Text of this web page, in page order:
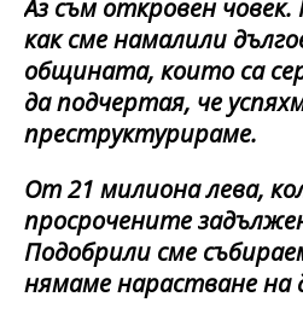
Аз съм откровен
как сме намалили
общината, които са
да подчертая, че
преструктурираме.
От 21 милиона лева,
просрочените
Подобрили сме
нямаме нарастване на